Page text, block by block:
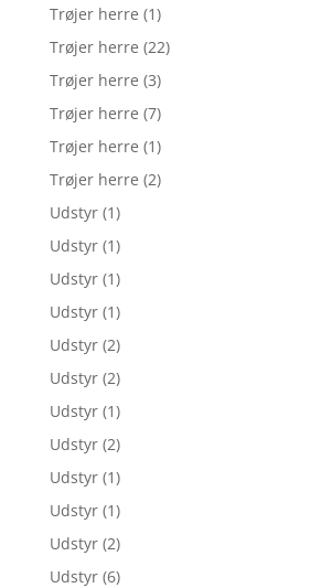
Trøjer herre (1)
Trøjer herre (22)
Trøjer herre (3)
Trøjer herre (7)
Trøjer herre (1)
Trøjer herre (2)
Udstyr (1)
Udstyr (1)
Udstyr (1)
Udstyr (1)
Udstyr (2)
Udstyr (2)
Udstyr (1)
Udstyr (2)
Udstyr (1)
Udstyr (1)
Udstyr (2)
Udstyr (6)